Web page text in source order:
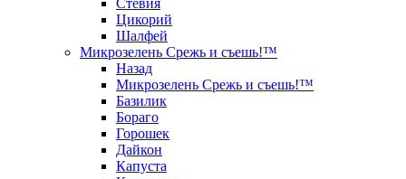
Стевия
Цикорий
Шалфей
Микрозелень Срежь и съешь!™
Назад
Микрозелень Срежь и съешь!™
Базилик
Бораго
Горошек
Дайкон
Капуста